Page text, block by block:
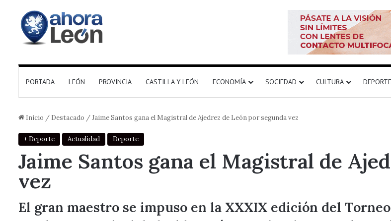
PORTADA LEÓN PROVINCIA CASTILLA Y LEÓN ECONOMÍA SOCIEDAD CULTURA DEPORTE
Inicio / Destacado /Jaime Santos gana el Magistral de Ajedrez de León por segunda vez
+ Deporte Actualidad Deporte
Jaime Santos gana el Magistral de
vez
El gran maestro se impuso en la XXXIX edición del